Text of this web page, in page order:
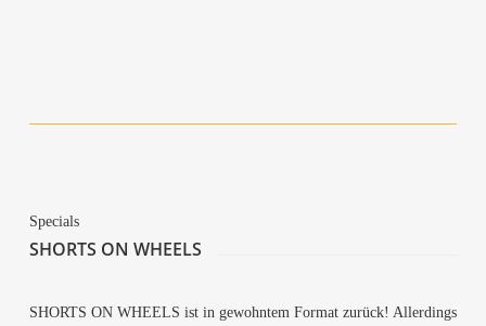
Spe­cials
SHORTS ON WHEELS
SHORTS ON WHEELS ist in gewohn­tem For­mat zurück! Aller­dings